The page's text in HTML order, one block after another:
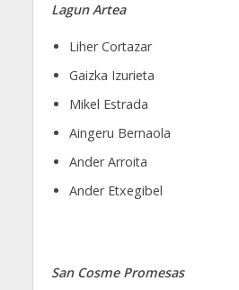
Lagun Artea
Liher Cortazar
Gaizka Izurieta
Mikel Estrada
Aingeru Bernaola
Ander Arroita
Ander Etxegibel
San Cosme Promesas